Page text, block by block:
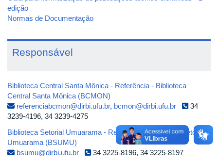
edição
Normas de Documentação
Responsável
Biblioteca Central Santa Mônica - Referência - Biblioteca
Central Santa Mônica (BCMON)
referenciabcmon@dirbi.ufu.br, bcmon@dirbi.ufu.br
34
3239-4196, 34 3239-4275
Biblioteca Setorial Umuarama - Referência - Biblioteca Setorial
Umuarama (BSUMU)
bsumu@dirbi.ufu.br
34 3225-8196, 34 3225-8197